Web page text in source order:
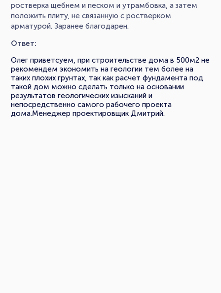
ростверка щебнем и песком и утрамбовка, а затем
положить плиту, не связанную с ростверком
арматурой. Заранее благодарен.
Ответ:
Олег приветсуем, при строительстве дома в 500м2 не
рекомендем экономить на геологии тем более на
таких плохих грунтах, так как расчет фундамента под
такой дом можно сделать только на основании
результатов геологических изысканий и
непосредственно самого рабочего проекта
дома.Менеджер проектировщик Дмитрий.